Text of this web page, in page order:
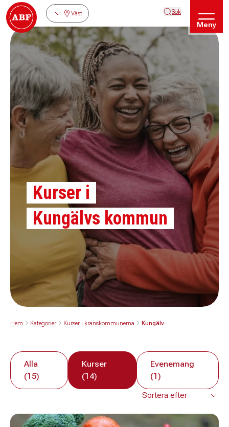
Väst Sök
Meny
Kurser i
Kungälvs kommun
Hem Kategorier Kurser i kranskommunerna Kungälv
Alla
(15)
Kurser
(14)
Evenemang
(1)